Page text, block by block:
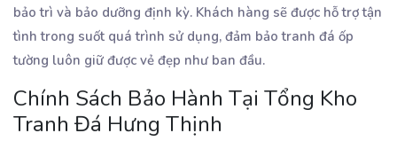
bảo trì và bảo dưỡng định kỳ. Khách hàng sẽ được hỗ trợ tận
tình trong suốt quá trình sử dụng, đảm bảo tranh đá ốp
tường luôn giữ được vẻ đẹp như ban đầu.
Chính Sách Bảo Hành Tại Tổng Kho
Tranh Đá Hưng Thịnh